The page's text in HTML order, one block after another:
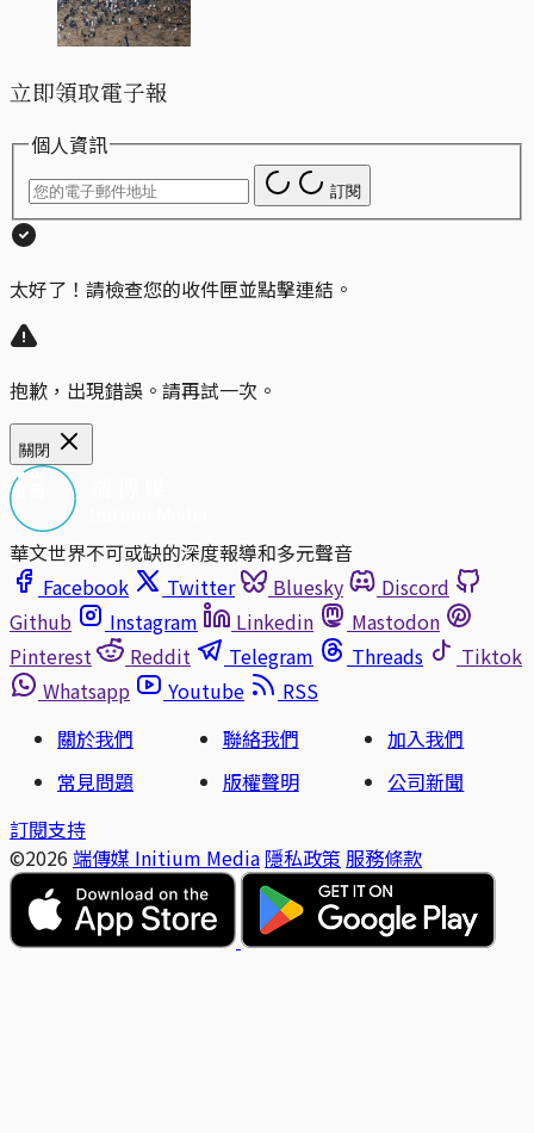
立即領取電子報
個人資訊
訂閱
太好了！請檢查您的收件匣並點擊連結。
抱歉，出現錯誤。請再試一次。
關閉
華文世界不可或缺的深度報導和多元聲音
Facebook
Twitter Bluesky
Discord
Github
Instagram Linkedin
Mastodon
Pinterest
Reddit Telegram Threads
Tiktok
Whatsapp
Youtube
RSS
關於我們
聯絡我們
加入我們
常見問題
版權聲明
公司新聞
訂閱支持
©2026 端傳媒 Initium Media 隱私政策 服務條款